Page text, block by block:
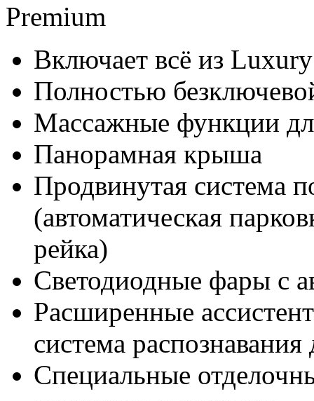
Premium
Включает всё из
Полностью
Массажные функции
Панорамная крыша
Продвинутая система
(автоматическая
рейка)
Светодиодные фары с
Расширенные
система
Специальные